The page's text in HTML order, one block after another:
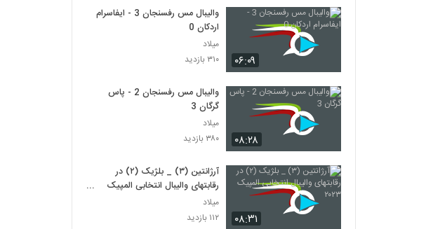
۰۶:۰۹
والیبال مس رفسنجان 3 - ایفاسرام
اردکان 0
میلاد
۳۱۰ بازدید
۰۸:۲۸
والیبال مس رفسنجان 2 - پاس
گرگان 3
میلاد
۳۸۰ بازدید
۰۸:۳۱
آرژانتین (۳) _ بلژیک (۲) در
رقابتهای والیبال انتخابی المپیک
۲۰۲۳
میلاد
۱۱۲ بازدید